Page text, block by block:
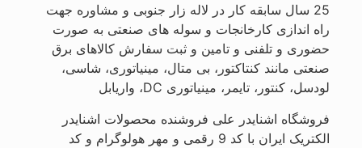
25 سال سابقه کار در لاله زار جنوبی و مشاوره جهت
راه اندازی کارخانجات و سوله های صنعتی به صورت
حضوری و تلفنی و تامین و ثبت سفارش کالاهای برق
صنعتی مانند کنتاکتور، بی متال، مینیاتوری، شاسی،
لودسل، کنتور، تایمر، مینیاتوری DC، واریابل
فروشگاه اشنایدر علی فروشنده محصولات اشنایدر
الکتریک ایران با کد 9 رقمی و مهر هولوگرام و کد